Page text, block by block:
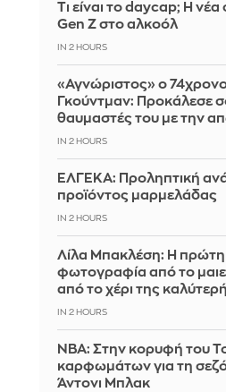
Τι είναι το daycap; Η νέα
Gen Z στο αλκοόλ
IN 2 HOURS
«Αγνώριστος» ο
Γκούντμαν: Προκάλεσε
θαυμαστές του με την
IN 2 HOURS
ΕΛΓΕΚΑ: Προληπτική
προϊόντος μαρμελάδας
IN 2 HOURS
Λίλα Μπακλέση: Η πρώτη
φωτογραφία από το
από το χέρι της
IN 2 HOURS
ΝΒΑ: Στην κορυφή του
καρφωμάτων για τη
Άντονι Μπλακ